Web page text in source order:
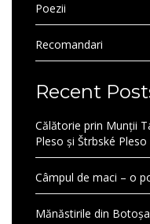
Poezii
Recomandari
Recent
Călătorie prin Munții
Pleso și Štrbské Pleso
Câmpul de maci – o
Mănăstirile din